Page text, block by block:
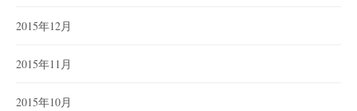
2015年12月
2015年11月
2015年10月